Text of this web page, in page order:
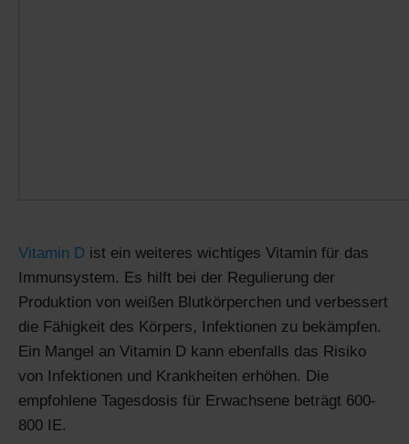
Vitamin D ist ein weiteres wichtiges Vitamin für das
Immunsystem. Es hilft bei der Regulierung der
Produktion von weißen Blutkörperchen und verbessert
die Fähigkeit des Körpers, Infektionen zu bekämpfen.
Ein Mangel an Vitamin D kann ebenfalls das Risiko
von Infektionen und Krankheiten erhöhen. Die
empfohlene Tagesdosis für Erwachsene beträgt 600-
800 IE.